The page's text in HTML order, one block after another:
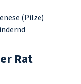
(Pilze)
Rat